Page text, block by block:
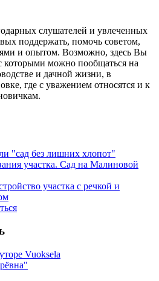
слушателей и увлеченных
поддержать, помочь советом,
и опытом. Возможно, здесь Вы
которыми можно пообщаться на
и дачной жизни, в
где с уважением относятся и к
"сад без лишних хлопот"
участка. Сад на Малиновой
участка с речкой и
Vuoksela